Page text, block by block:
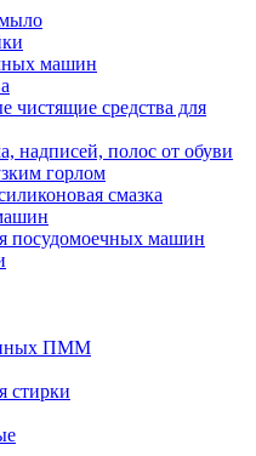
машин
чистящие средства для
надписей, полос от обуви
горлом
смазка
посудомоечных машин
ПММ
стирки